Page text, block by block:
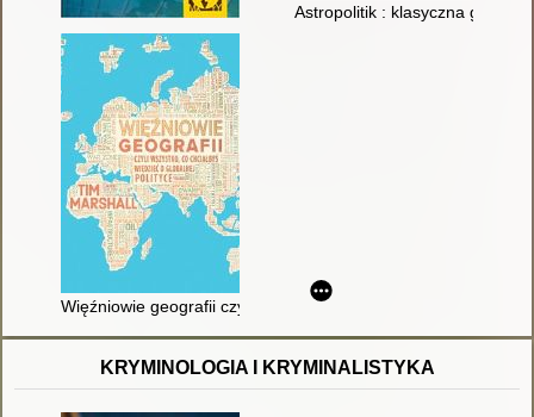
Astropolitik : klasyczna
Więźniowie geografii czyli Wszystko, co chciałbyś wiedzieć o
KRYMINOLOGIA I KRYMINALISTYKA